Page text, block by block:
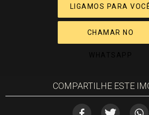
LIGAMOS PARA
CHAMAR NO
COMPARTILHE ESTE